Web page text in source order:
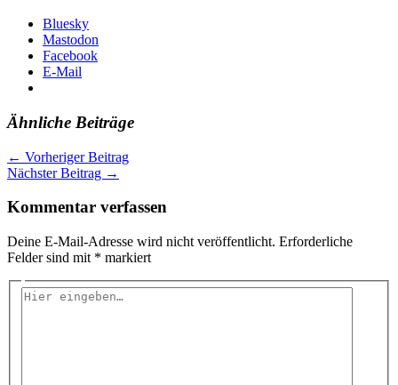
Bluesky
Mastodon
Facebook
E-Mail
Ähnliche Beiträge
← Vorheriger Beitrag
Nächster Beitrag →
Kommentar verfassen
Deine E-Mail-Adresse wird nicht veröffentlicht. Erforderliche
Felder sind mit * markiert
Hier